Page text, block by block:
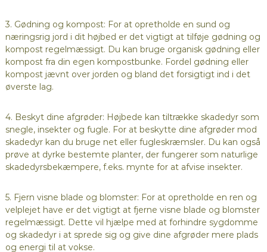
3. Gødning og kompost: For at opretholde en sund og
næringsrig jord i dit højbed er det vigtigt at tilføje gødning og
kompost regelmæssigt. Du kan bruge organisk gødning eller
kompost fra din egen kompostbunke. Fordel gødning eller
kompost jævnt over jorden og bland det forsigtigt ind i det
øverste lag.
4. Beskyt dine afgrøder: Højbede kan tiltrække skadedyr som
snegle, insekter og fugle. For at beskytte dine afgrøder mod
skadedyr kan du bruge net eller fugleskræmsler. Du kan også
prøve at dyrke bestemte planter, der fungerer som naturlige
skadedyrsbekæmpere, f.eks. mynte for at afvise insekter.
5. Fjern visne blade og blomster: For at opretholde en ren og
velplejet have er det vigtigt at fjerne visne blade og blomster
regelmæssigt. Dette vil hjælpe med at forhindre sygdomme
og skadedyr i at sprede sig og give dine afgrøder mere plads
og energi til at vokse.